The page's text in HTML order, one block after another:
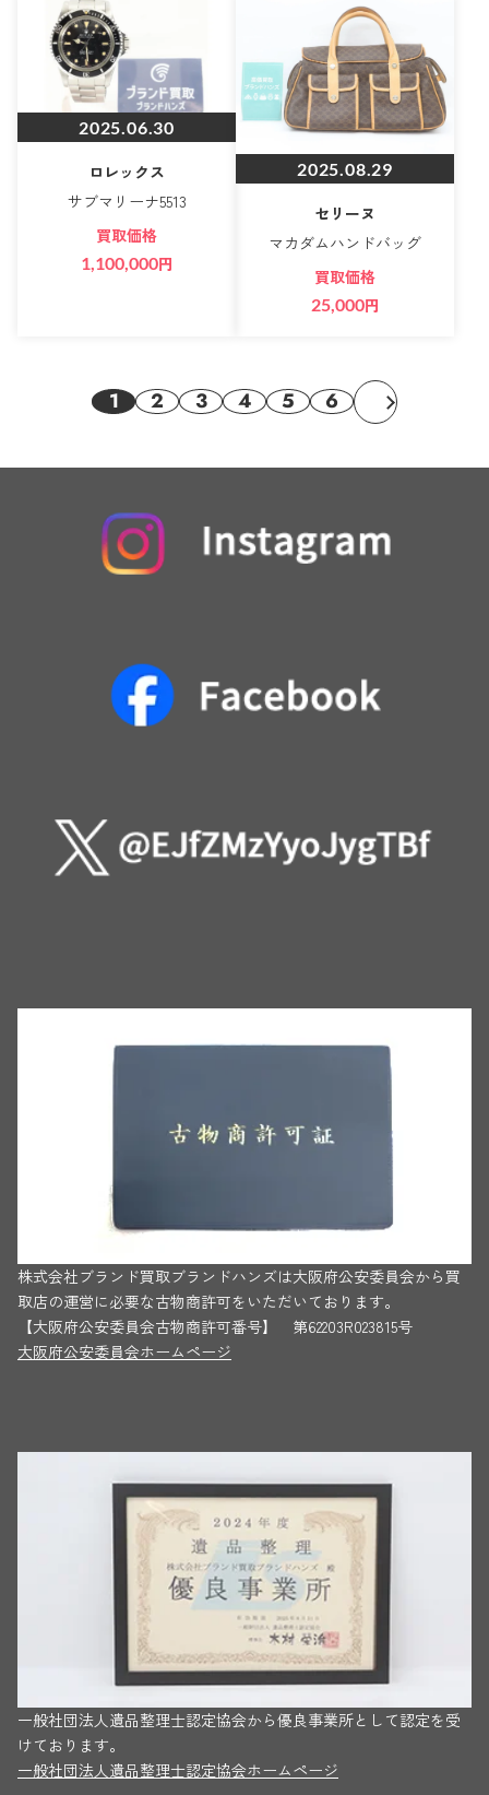
2025.06.30
ロレックス
サブマリーナ5513
買取価格
1,100,000円
2025.08.29
セリーヌ
マカダムハンドバッグ
買取価格
25,000円
1 2 3 4 5 6
株式会社ブランド買取ブランドハンズは大阪府公安委員会から買
取店の運営に必要な古物商許可をいただいております。
【大阪府公安委員会古物商許可番号】 第62203R023815号
大阪府公安委員会ホームページ
一般社団法人遺品整理士認定協会から優良事業所として認定を受
けております。
一般社団法人遺品整理士認定協会ホームページ